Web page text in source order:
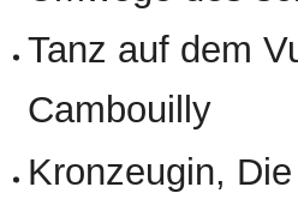
Tanz auf dem
Cambouilly
Kronzeugin,